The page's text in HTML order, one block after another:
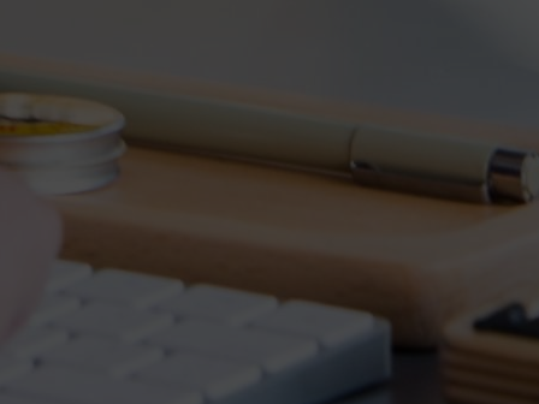
30 PÄIVÄN ILMAINEN PALAUTUS
Maksuvaihtoehdot